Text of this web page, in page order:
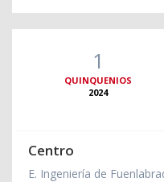
1
QUINQUENIOS
2024
Centro
E. Ingeniería de